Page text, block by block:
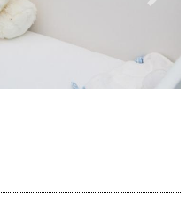
Dalej